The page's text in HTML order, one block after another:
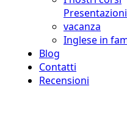
vacanza
Inglese in
Blog
Contatti
Recensioni